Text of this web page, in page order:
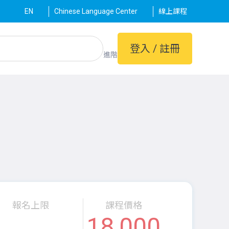
EN Chinese Language Center 線上課程
進階 登入 / 註冊
報名上限 課程價格